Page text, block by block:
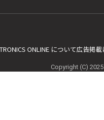
ONLINE について広告掲
Copyright (C)